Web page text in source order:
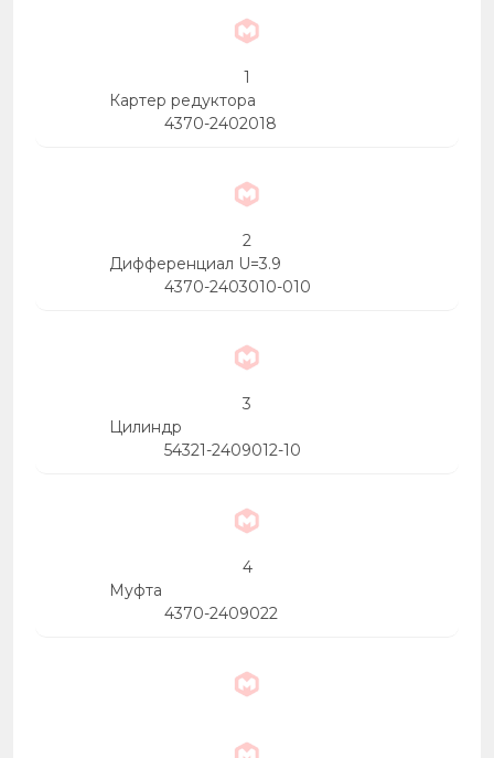
1
Картер редуктора
4370-2402018
2
Дифференциал U=3.9
4370-2403010-010
3
Цилиндр
54321-2409012-10
4
Муфта
4370-2409022